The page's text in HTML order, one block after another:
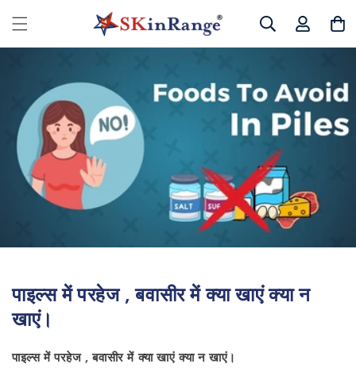
सामग्री
पर बढ़ने
के लिए
इन
कार्ट
पाइल्स में परहेज , बवासीर में क्या खाएं क्या न
खाएं।
पाइल्स में परहेज , बवासीर में क्या खाएं क्या न खाएं।